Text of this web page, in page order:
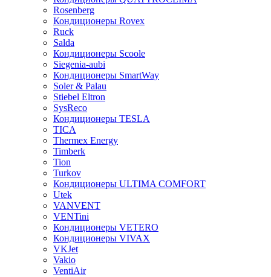
Rosenberg
Кондиционеры Rovex
Ruck
Salda
Кондиционеры Scoole
Siegenia-aubi
Кондиционеры SmartWay
Soler & Palau
Stiebel Eltron
SysReco
Кондиционеры TESLA
TICA
Thermex Energy
Timberk
Tion
Turkov
Кондиционеры ULTIMA COMFORT
Utek
VANVENT
VENTini
Кондиционеры VETERO
Кондиционеры VIVAX
VKJet
Vakio
VentiAir